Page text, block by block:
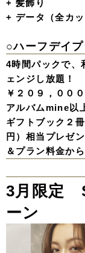
+ 髪飾り
+ データ（全カ
○ハーフデイ
4時間パックで、
ェンジし放題！
￥２０９，００
アルバムmine以
ギフトブック２
円）相当プレゼン
＆プラン料金か
3月限定
ーン